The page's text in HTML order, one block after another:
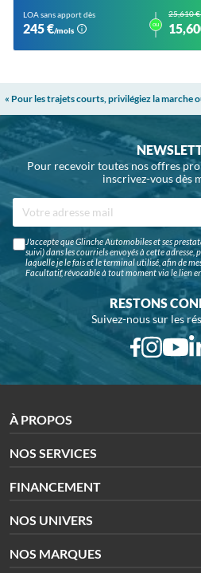
LOA sans apport dès
245 €/mois
ou
25,610 €
« Pour les trajets courts, privilégiez la marche
Pour recevoir toutes nos offres
inscrivez-vous dès
J'accepte que Glinche Automobiles et ses
suivi) dans les courriels envoyés à cette adresse,
laquelle je le fais et le terminal utilisé, afin de
Facultatif, révocable à tout moment via le lien
RESTONS
Suivez-nous sur les
À PROPOS
NOS SERVICES
FINANCEMENT
NOS UNIVERS
NOS MARQUES